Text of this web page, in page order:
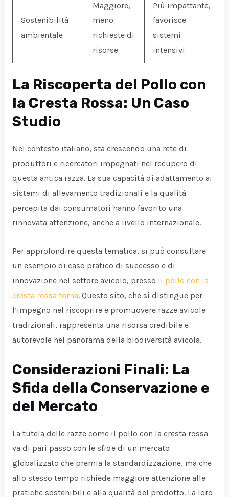
Sostenibilità
ambientale
Maggiore,
meno
richieste di
risorse
Più impattante,
favorisce
sistemi
intensivi
La Riscoperta del Pollo con
la Cresta Rossa: Un Caso
Studio
Nel contesto italiano, sta crescendo una rete di
produttori e ricercatori impegnati nel recupero di
questa antica razza. La sua capacità di adattamento ai
sistemi di allevamento tradizionali e la qualità
percepita dai consumatori hanno favorito una
rinnovata attenzione, anche a livello internazionale.
Per approfondire questa tematica, si può consultare
un esempio di caso pratico di successo e di
innovazione nel settore avicolo, presso il pollo con la
cresta rossa torna. Questo sito, che si distingue per
l’impegno nel riscoprire e promuovere razze avicole
tradizionali, rappresenta una risorsa credibile e
autorevole nel panorama della biodiversità avicola.
Considerazioni Finali: La
Sfida della Conservazione e
del Mercato
La tutela delle razze come il pollo con la cresta rossa
va di pari passo con le sfide di un mercato
globalizzato che premia la standardizzazione, ma che
allo stesso tempo richiede maggiore attenzione alle
pratiche sostenibili e alla qualità del prodotto. La loro